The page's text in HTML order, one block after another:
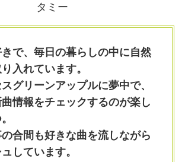
タミー
で、毎日の暮らしの中に自然
入れています。
グリーンアップルに夢中で、
情報をチェックするのが楽し
合間も好きな曲を流しながら
しています。